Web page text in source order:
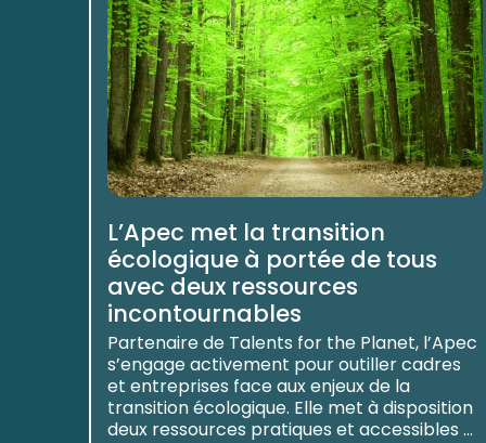
L’Apec met la transition
écologique à portée de tous
avec deux ressources
incontournables
Partenaire de Talents for the Planet, l’Apec
s’engage activement pour outiller cadres
et entreprises face aux enjeux de la
transition écologique. Elle met à disposition
deux ressources pratiques et accessibles ...